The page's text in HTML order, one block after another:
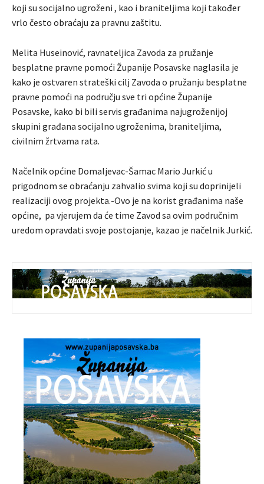
koji su socijalno ugroženi , kao i braniteljima koji također
vrlo često obraćaju za pravnu zaštitu.
Melita Huseinović, ravnateljica Zavoda za pružanje
besplatne pravne pomoći Županije Posavske naglasila je
kako je ostvaren strateški cilj Zavoda o pružanju besplatne
pravne pomoći na području sve tri općine Županije
Posavske, kako bi bili servis građanima najugroženijoj
skupini građana socijalno ugroženima, braniteljima,
civilnim žrtvama rata.
Načelnik općine Domaljevac-Šamac Mario Jurkić u
prigodnom se obraćanju zahvalio svima koji su doprinijeli
realizaciji ovog projekta.-Ovo je na korist građanima naše
općine, pa vjerujem da će time Zavod sa ovim područnim
uredom opravdati svoje postojanje, kazao je načelnik Jurkić.